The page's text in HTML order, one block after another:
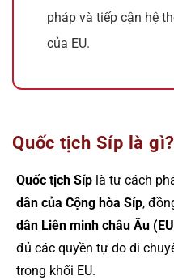
pháp và tiếp cận hệ
của EU.
Quốc tịch Síp là gì?
Quốc tịch Síp là tư cách
dân của Cộng hòa Síp,
dân Liên minh châu Âu
đủ các quyền tự do di
trong khối EU.